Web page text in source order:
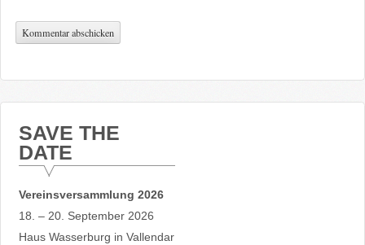
SAVE THE
DATE
Vereinsversammlung 2026
18. – 20. September 2026
Haus Wasserburg in Vallendar